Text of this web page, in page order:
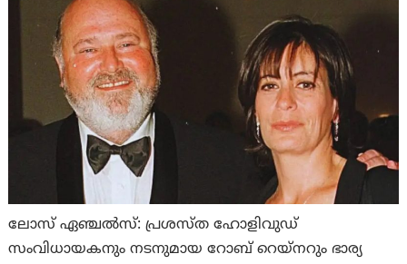
ലോസ് ഏഞ്ചല്‍സ്: പ്രശസ്ത ഹോളിവുഡ്
സംവിധായകനും നടനുമായ റോബ് റെയ്‌നറും ഭാര്യ